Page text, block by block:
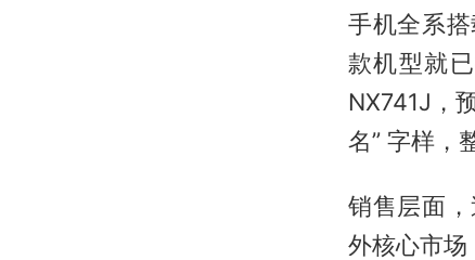
手机全系
款机型就
NX741J，
名” 字样，
销售层面
外核心市场